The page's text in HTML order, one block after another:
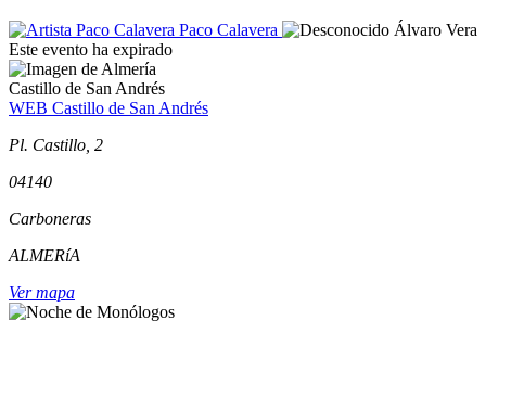
Paco Calavera
Álvaro Vera
Este evento ha expirado
Castillo de San Andrés
WEB Castillo de San Andrés
Pl. Castillo, 2
04140
Carboneras
ALMERíA
Ver mapa